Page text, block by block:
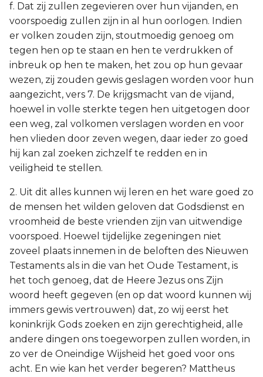
f. Dat zij zullen zegevieren over hun vijanden, en
voorspoedig zullen zijn in al hun oorlogen. Indien
er volken zouden zijn, stoutmoedig genoeg om
tegen hen op te staan en hen te verdrukken of
inbreuk op hen te maken, het zou op hun gevaar
wezen, zij zouden gewis geslagen worden voor hun
aangezicht, vers 7. De krijgsmacht van de vijand,
hoewel in volle sterkte tegen hen uitgetogen door
een weg, zal volkomen verslagen worden en voor
hen vlieden door zeven wegen, daar ieder zo goed
hij kan zal zoeken zichzelf te redden en in
veiligheid te stellen.
2. Uit dit alles kunnen wij leren en het ware goed zo
de mensen het wilden geloven dat Godsdienst en
vroomheid de beste vrienden zijn van uitwendige
voorspoed. Hoewel tijdelijke zegeningen niet
zoveel plaats innemen in de beloften des Nieuwen
Testaments als in die van het Oude Testament, is
het toch genoeg, dat de Heere Jezus ons Zijn
woord heeft gegeven (en op dat woord kunnen wij
immers gewis vertrouwen) dat, zo wij eerst het
koninkrijk Gods zoeken en zijn gerechtigheid, alle
andere dingen ons toegeworpen zullen worden, in
zo ver de Oneindige Wijsheid het goed voor ons
acht. En wie kan het verder begeren? Mattheus